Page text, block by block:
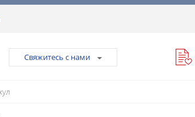
Свяжитесь с нами